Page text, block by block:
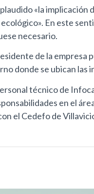
«la
En este
necesario.
de la empresa
donde se ubican las
técnico de
en el
el Cedefo de